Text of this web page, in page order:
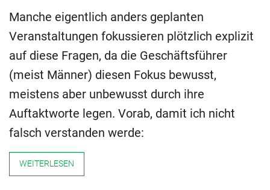
Manche eigentlich anders geplanten
Veranstaltungen fokussieren plötzlich explizit
auf diese Fragen, da die Geschäftsführer
(meist Männer) diesen Fokus bewusst,
meistens aber unbewusst durch ihre
Auftaktworte legen. Vorab, damit ich nicht
falsch verstanden werde:
WEITERLESEN